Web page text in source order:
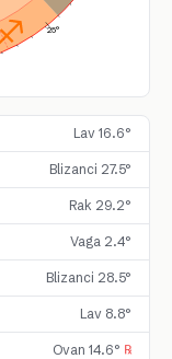
25°
Lav 16.6°
Blizanci 27.5°
Rak 29.2°
Vaga 2.4°
Blizanci 28.5°
Lav 8.8°
Ovan 14.6° ℞